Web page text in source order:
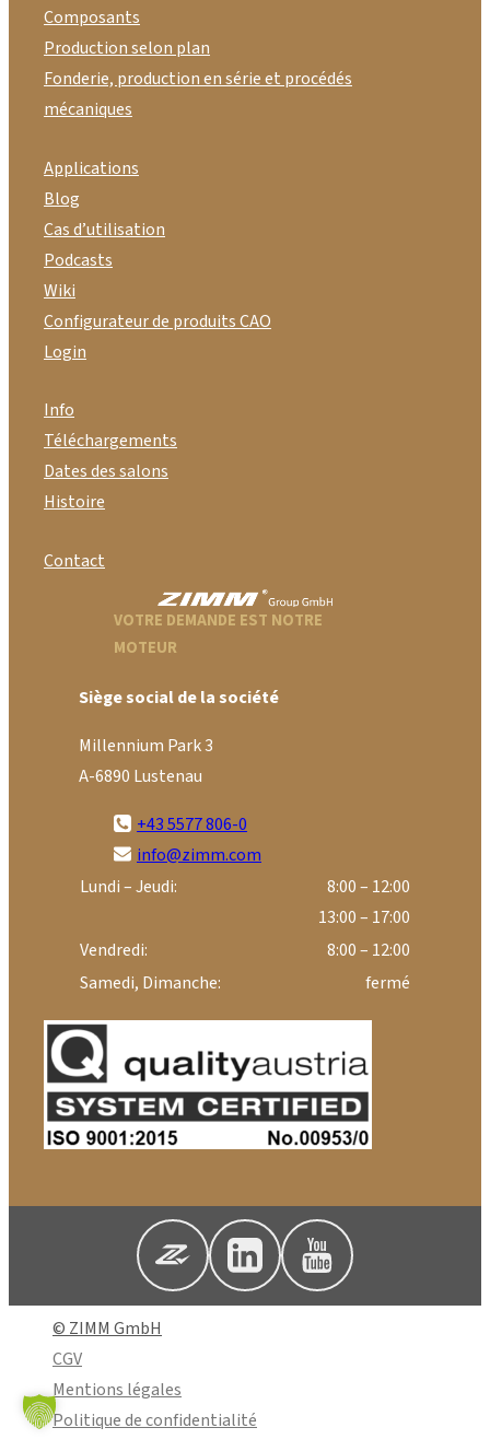
Composants
Production selon plan
Fonderie, production en série et procédés
mécaniques
Applications
Blog
Cas d’utilisation
Podcasts
Wiki
Configurateur de produits CAO
Login
Info
Téléchargements
Dates des salons
Histoire
Contact
VOTRE DEMANDE EST NOTRE
MOTEUR
Siège social de la société
Millennium Park 3
A-6890 Lustenau
+43 5577 806-0
info@zimm.com
Lundi – Jeudi:
8:00 – 12:00
13:00 – 17:00
Vendredi:
8:00 – 12:00
Samedi, Dimanche:
fermé
© ZIMM GmbH
CGV
Mentions légales
Politique de confidentialité